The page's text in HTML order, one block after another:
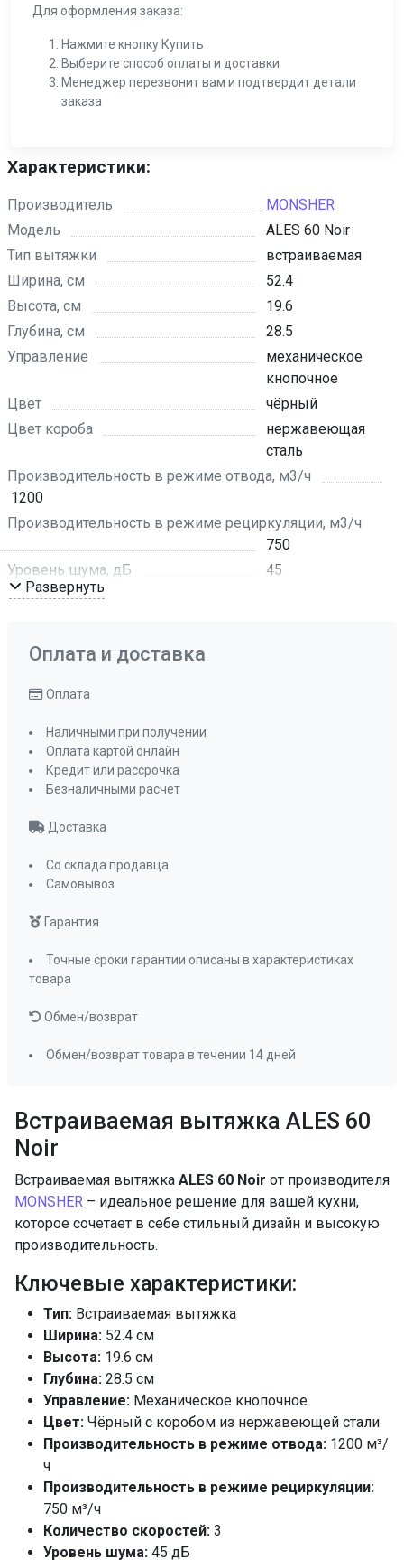
Для оформления заказа:
Нажмите кнопку Купить
Выберите способ оплаты и доставки
Менеджер перезвонит вам и подтвердит детали
заказа
Характеристики:
Производитель
MONSHER
Модель
ALES 60 Noir
Тип вытяжки
встраиваемая
Ширина, см
52.4
Высота, см
19.6
Глубина, см
28.5
Управление
механическое
кнопочное
Цвет
чёрный
Цвет короба
нержавеющая
сталь
Производительность в режиме отвода, м3/ч
1200
Производительность в режиме рециркуляции, м3/ч
750
Уровень шума, дБ
45
Количество скоростей
Мощность освещения, Вт
Количество ламп освещения
Освещение
Количество жировых фильтров
Количество двигателей
Угольный фильтр
ПРОМО Скидка
Развернуть
Встраиваемая вытяжка ALES 60
Noir
Встраиваемая вытяжка ALES 60 Noir от производителя
MONSHER – идеальное решение для вашей кухни,
которое сочетает в себе стильный дизайн и высокую
производительность.
Ключевые характеристики:
Тип: Встраиваемая вытяжка
Ширина: 52.4 см
Высота: 19.6 см
Глубина: 28.5 см
Управление: Механическое кнопочное
Цвет: Чёрный с коробом из нержавеющей стали
Производительность в режиме отвода: 1200 м³/
ч
Производительность в режиме рециркуляции:
750 м³/ч
Количество скоростей: 3
Уровень шума: 45 дБ
Оплата и доставка
Оплата
Наличными при получении
Оплата картой онлайн
Кредит или рассрочка
Безналичными расчет
Доставка
Со склада продавца
Самовывоз
Гарантия
Точные сроки гарантии описаны в характеристиках
товара
Обмен/возврат
Обмен/возврат товара в течении 14 дней